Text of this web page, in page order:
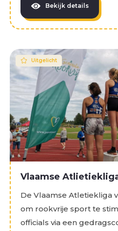
Bekijk details
Uitgelicht
Vlaamse
De Vlaamse Atletiekliga
om rookvrije sport te
officials via een